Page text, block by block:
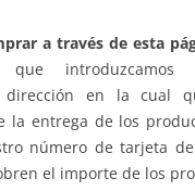
a través de esta
que introduzcamos
dirección en la cual
la entrega de los
número de tarjeta
el importe de los